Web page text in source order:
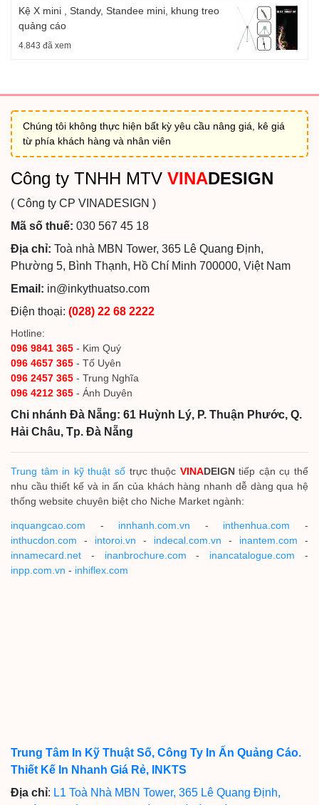
Kệ X mini , Standy, Standee mini, khung treo
quảng cáo
4.843 đã xem
Chúng tôi không thực hiện bất kỳ yêu cầu nâng giá, kê giá
từ phía khách hàng và nhân viên
Công ty TNHH MTV VINADESIGN
( Công ty CP VINADESIGN )
Mã số thuế: 030 567 45 18
Địa chỉ: Toà nhà MBN Tower, 365 Lê Quang Định,
Phường 5, Bình Thạnh, Hồ Chí Minh 700000, Việt Nam
Email: in@inkythuatso.com
Điện thoại: (028) 22 68 2222
Hotline:
096 9841 365 - Kim Quý
096 4657 365 - Tố Uyên
096 2457 365 - Trung Nghĩa
096 4212 365 - Ánh Duyên
Chi nhánh Đà Nẵng: 61 Huỳnh Lý, P. Thuận Phước, Q.
Hải Châu, Tp. Đà Nẵng
Trung tâm in kỹ thuật sốtrực thuộc VINADEIGNtiếp cận cụ thể
nhu cầu thiết kế và in ấn của khách hàng nhanh dễ dàng qua hệ
thống website chuyên biệt cho Niche Market ngành:
inquangcao.com - innhanh.com.vn - inthenhua.com -
inthucdon.com - intoroi.vn - indecal.com.vn - inantem.com -
innamecard.net - inanbrochure.com - inancatalogue.com -
inpp.com.vn - inhiflex.com
Trung Tâm In Kỹ Thuật Số, Công Ty In Ấn Quảng Cáo.
Thiết Kế In Nhanh Giá Rẻ, INKTS
Địa chỉ: L1 Toà Nhà MBN Tower, 365 Lê Quang Định,